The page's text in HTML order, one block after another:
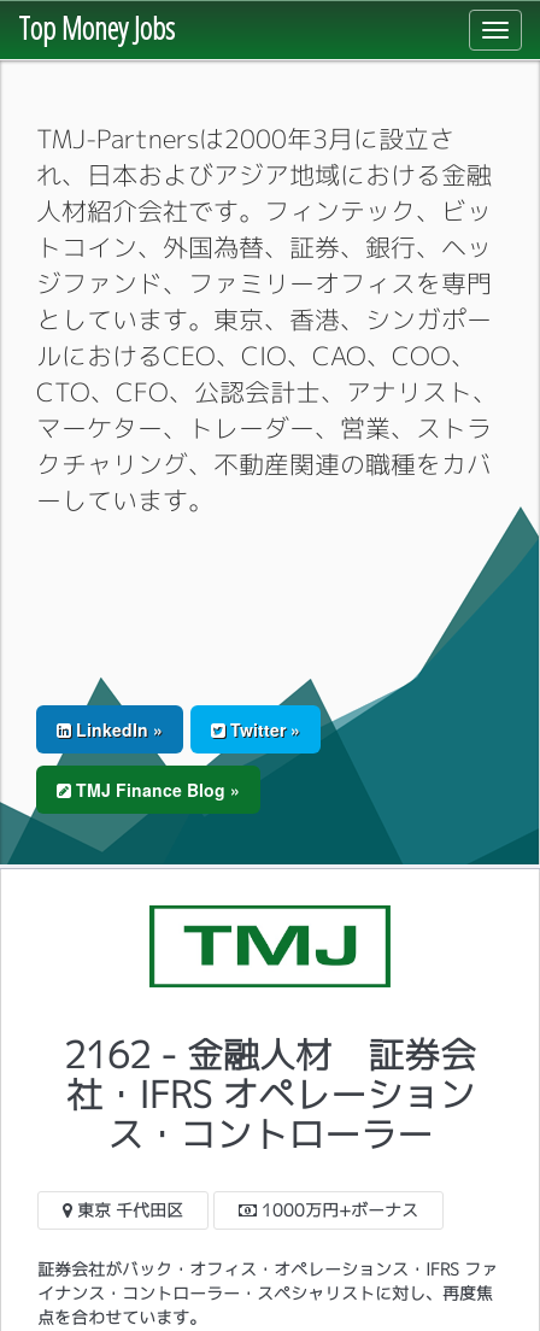
Top Money Jobs
TMJ-Partnersは2000年3月に設立さ
れ、日本およびアジア地域における金融
人材紹介会社です。フィンテック、ビッ
トコイン、外国為替、証券、銀行、ヘッ
ジファンド、ファミリーオフィスを専門
としています。東京、香港、シンガポー
ルにおけるCEO、CIO、CAO、COO、
CTO、CFO、公認会計士、アナリスト、
マーケター、トレーダー、営業、ストラ
クチャリング、不動産関連の職種をカバ
ーしています。
LinkedIn » Twitter »
TMJ Finance Blog »
2162 - 金融人材 証券会
社・IFRS オペレーション
ス・コントローラー
東京 千代田区 1000万円+ボーナス
証券会社がバック・オフィス・オペレーションス・IFRS ファ
イナンス・コントローラー・スペシャリストに対し、再度焦
点を合わせています。